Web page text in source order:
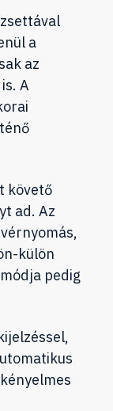
a
az
A
követő
ad. Az
külön
pedig